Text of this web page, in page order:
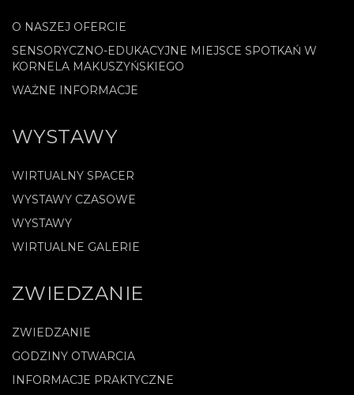
O NASZEJ OFERCIE
SENSORYCZNO-EDUKACYJNE MIEJSCE SPOTKAŃ W
KORNELA MAKUSZYŃSKIEGO
WAŻNE INFORMACJE
WYSTAWY
WIRTUALNY SPACER
WYSTAWY CZASOWE
WYSTAWY
WIRTUALNE GALERIE
ZWIEDZANIE
ZWIEDZANIE
GODZINY OTWARCIA
INFORMACJE PRAKTYCZNE